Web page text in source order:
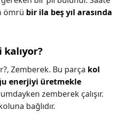
ömrü bir ila beş yıl arasında
Zemberek. Bu parça kol
enerjiyi üretmekle
zemberek çalışır.
bağlıdır.